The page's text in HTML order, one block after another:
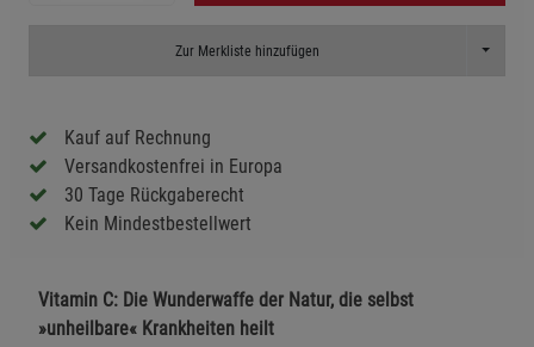
Zur Merkliste hinzufügen Toggle
Kauf auf Rechnung
Versandkostenfrei in Europa
30 Tage Rückgaberecht
Kein Mindestbestellwert
Vitamin C: Die Wunderwaffe der Natur, die selbst
»unheilbare« Krankheiten heilt